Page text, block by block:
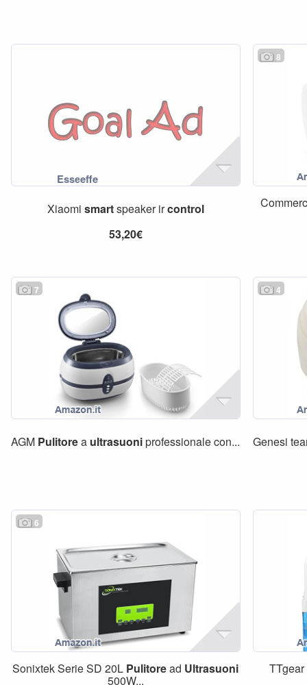
Xiaomi smartspeaker ircontrol
53,20€
8
7
AGM Pulitorea ultrasuoniprofessionale con...
4
Genesi
6
Sonixtek Serie SD 20L Pulitoread Ultrasuoni
500W...